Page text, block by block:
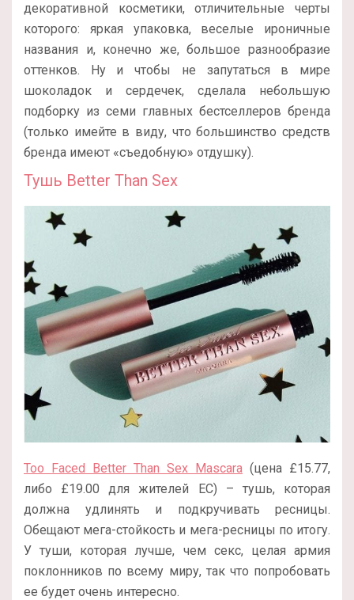
декоративной косметики, отличительные черты
которого: яркая упаковка, веселые ироничные
названия и, конечно же, большое разнообразие
оттенков. Ну и чтобы не запутаться в мире
шоколадок и сердечек, сделала небольшую
подборку из семи главных бестселлеров бренда
(только имейте в виду, что большинство средств
бренда имеют «съедобную» отдушку).
Тушь Better Than Sex
Too Faced Better Than Sex Mascara (цена £15.77,
либо £19.00 для жителей ЕС) – тушь, которая
должна удлинять и подкручивать ресницы.
Обещают мега-стойкость и мега-ресницы по итогу.
У туши, которая лучше, чем секс, целая армия
поклонников по всему миру, так что попробовать
ее будет очень интересно.